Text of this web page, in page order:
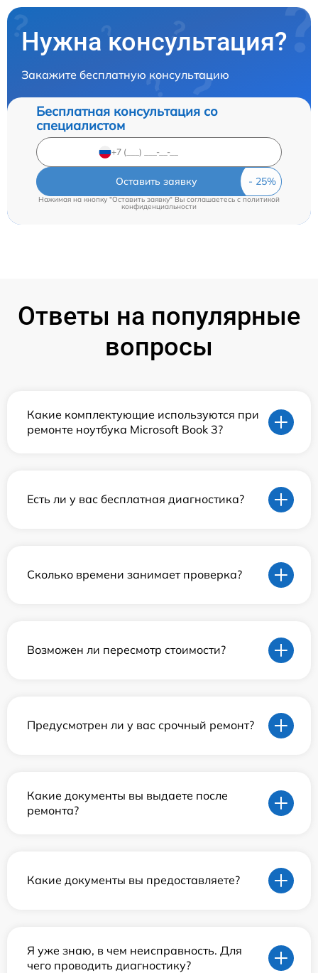
Нужна консультация?
Закажите бесплатную консультацию
Бесплатная консультация со
специалистом
Оставить заявку
Нажимая на кнопку "Оставить заявку" Вы соглашаетесь cполитикой
конфиденциальности
Ответы на популярные
вопросы
Какие комплектующие используются при
ремонте ноутбука Microsoft Book 3?
Есть ли у вас бесплатная диагностика?
Сколько времени занимает проверка?
Возможен ли пересмотр стоимости?
Предусмотрен ли у вас срочный ремонт?
Какие документы вы выдаете после
ремонта?
Какие документы вы предоставляете?
Я уже знаю, в чем неисправность. Для
чего проводить диагностику?